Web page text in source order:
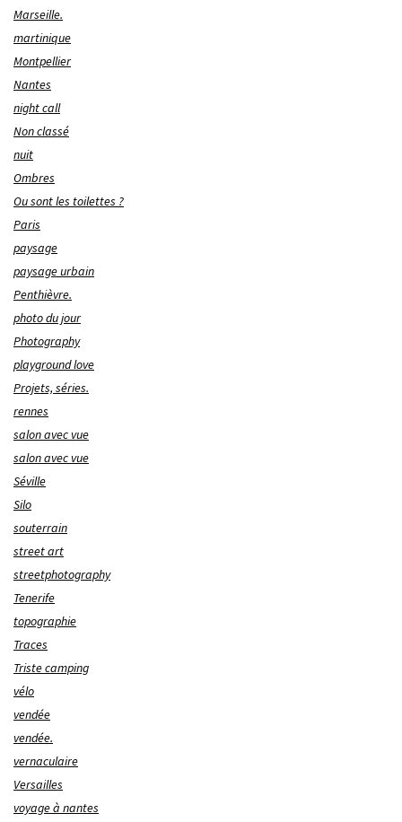
Marseille.
martinique
Montpellier
Nantes
night call
Non classé
nuit
Ombres
Ou sont les toilettes ?
Paris
paysage
paysage urbain
Penthièvre.
photo du jour
Photography
playground love
Projets, séries.
rennes
salon avec vue
salon avec vue
Séville
Silo
souterrain
street art
streetphotography
Tenerife
topographie
Traces
Triste camping
vélo
vendée
vendée.
vernaculaire
Versailles
voyage à nantes